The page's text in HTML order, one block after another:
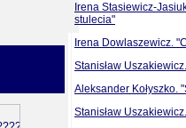
Irena Stasiewicz-
stulecia"
Irena Dowlaszewicz.
Stanisław
Aleksander Kołyszko.
Stanisław